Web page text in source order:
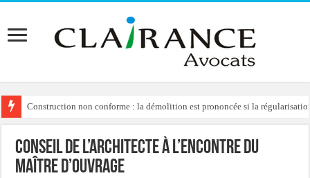
Construction non conforme : la démolition est prononcée si la
Conseil de l’architecte à l’encontre du
maître d’ouvrage